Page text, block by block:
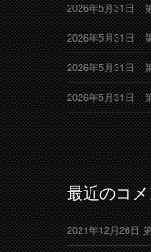
2026年5月31日
2026年5月31日
2026年5月31日
2026年5月31日
最近のコ
2021年12月26日